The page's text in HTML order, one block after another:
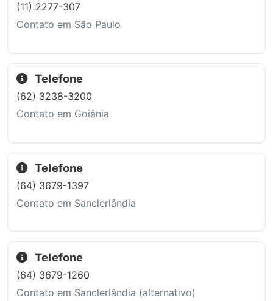
(11) 2277-307
Contato em São Paulo
Telefone
(62) 3238-3200
Contato em Goiânia
Telefone
(64) 3679-1397
Contato em Sanclerlândia
Telefone
(64) 3679-1260
Contato em Sanclerlândia (alternativo)